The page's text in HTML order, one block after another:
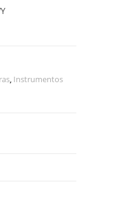
, Instrumentos